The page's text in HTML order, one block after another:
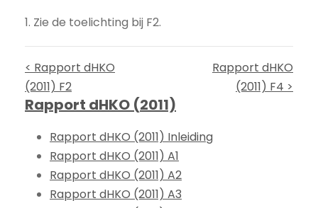
1. Zie de toelichting bij F2.
< Rapport dHKO
(2011) F2
Rapport dHKO
(2011) F4 >
Rapport dHKO (2011)
Rapport dHKO (2011) Inleiding
Rapport dHKO (2011) A1
Rapport dHKO (2011) A2
Rapport dHKO (2011) A3